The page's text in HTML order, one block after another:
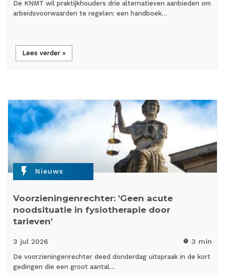
De KNMT wil praktijkhouders drie alternatieven aanbieden om
arbeidsvoorwaarden te regelen: een handboek…
Lees verder »
flash_on Nieuws
Voorzieningenrechter: 'Geen acute
noodsituatie in fysiotherapie door
tarieven'
3 jul 2026 timer 3 min
De voorzieningenrechter deed donderdag uitspraak in de kort
gedingen die een groot aantal…